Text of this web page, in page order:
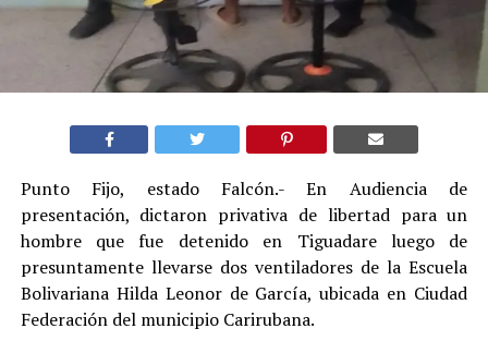
Punto Fijo, estado Falcón.- En Audiencia de
presentación, dictaron privativa de libertad para un
hombre que fue detenido en Tiguadare luego de
presuntamente llevarse dos ventiladores de la Escuela
Bolivariana Hilda Leonor de García, ubicada en Ciudad
Federación del municipio Carirubana.